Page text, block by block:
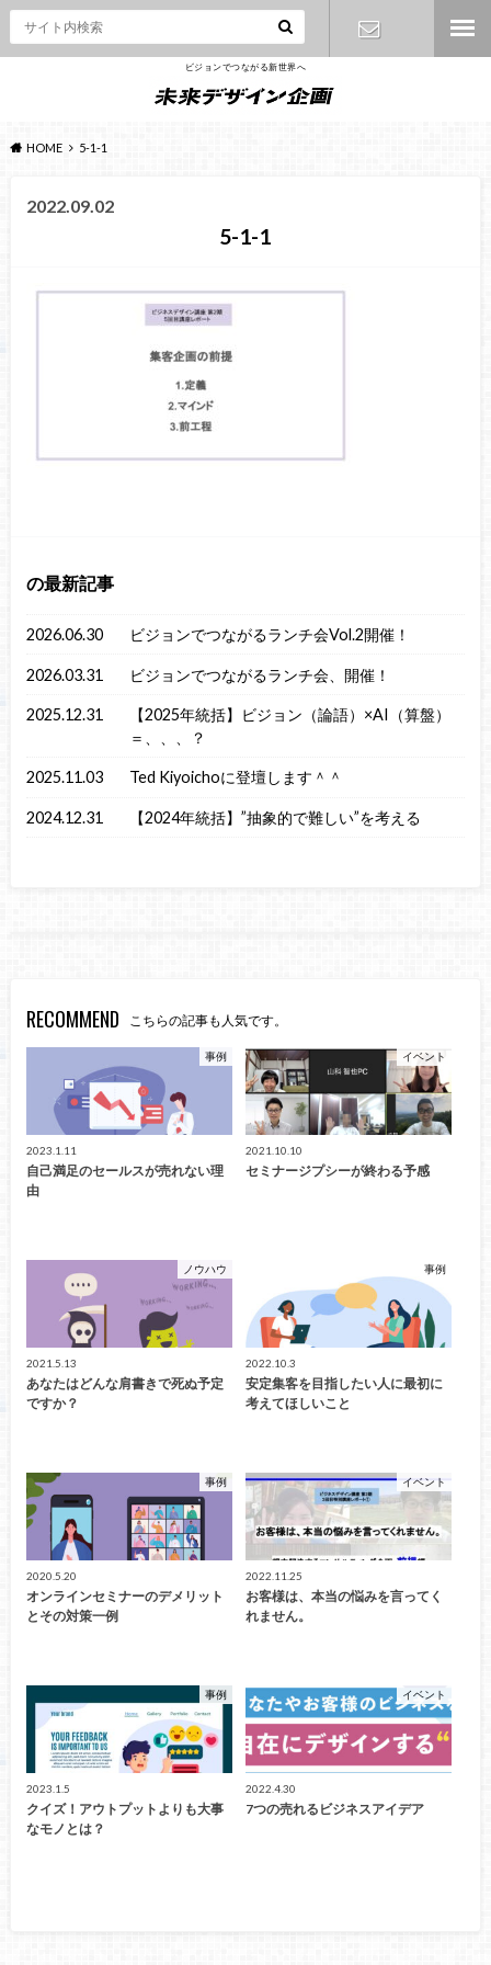
ビジョンでつながる新世界へ
HOME 5-1-1
2022.09.02
5-1-1
の最新記事
2026.06.30 ビジョンでつながるランチ会Vol.2開催！
2026.03.31 ビジョンでつながるランチ会、開催！
2025.12.31
【2025年統括】ビジョン（論語）×AI（算盤）
＝、、、？
2025.11.03 Ted Kiyoichoに登壇します＾＾
2024.12.31 【2024年統括】”抽象的で難しい”を考える
RECOMMEND こちらの記事も人気です。
事例
2023.1.11
自己満足のセールスが売れない理
由
イベント
2021.10.10
セミナージプシーが終わる予感
ノウハウ
2021.5.13
あなたはどんな肩書きで死ぬ予定
ですか？
事例
2022.10.3
安定集客を目指したい人に最初に
考えてほしいこと
事例
2020.5.20
オンラインセミナーのデメリット
とその対策一例
イベント
2022.11.25
お客様は、本当の悩みを言ってく
れません。
事例
2023.1.5
クイズ！アウトプットよりも大事
なモノとは？
イベント
2022.4.30
7つの売れるビジネスアイデア